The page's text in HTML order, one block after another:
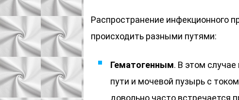
Распространение инфекционного
происходить разными путями:
Гематогенным. В этом
пути и мочевой пузырь с
довольно часто встречается